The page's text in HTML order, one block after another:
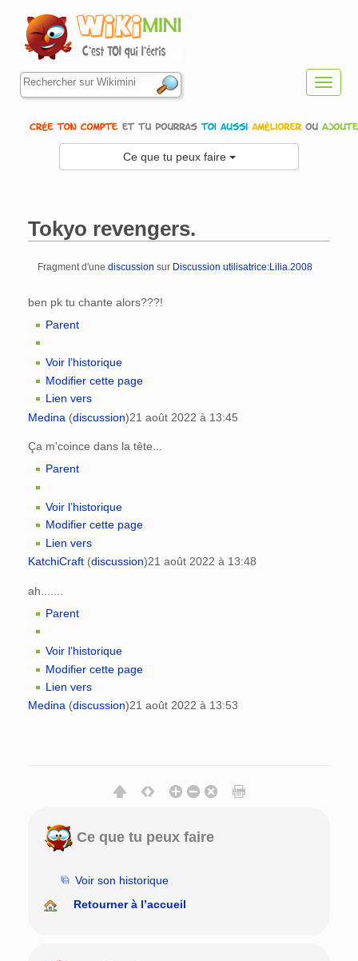
Ce que tu peux faire
Tokyo revengers.
Fragment d'une discussion sur Discussion utilisatrice:Lilia.2008
ben pk tu chante alors???!
Parent
Voir l’historique
Modifier cette page
Lien vers
Medina (discussion)21 août 2022 à 13:45
Ça m'coince dans la tête...
Parent
Voir l’historique
Modifier cette page
Lien vers
KatchiCraft (discussion)21 août 2022 à 13:48
ah.......
Parent
Voir l’historique
Modifier cette page
Lien vers
Medina (discussion)21 août 2022 à 13:53
Ce que tu peux faire
Voir son historique
Retourner à l’accueil